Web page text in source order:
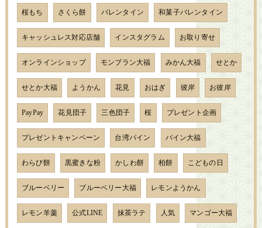
桜もち さくら餅 バレンタイン 和菓子バレンタイン
キャッシュレス対応店舗 インスタグラム お取り寄せ
オンラインショップ モンブラン大福 みかん大福 せとか
せとか大福 ようかん 花見 おはぎ 彼岸 お彼岸
PayPay 花見団子 三色団子 桜 プレゼント企画
プレゼントキャンペーン 台湾パイン パイン大福
わらび餅 黒蜜きな粉 かしわ餅 柏餅 こどもの日
ブルーベリー ブルーベリー大福 レモンようかん
レモン羊羹 公式LINE 抹茶ラテ 人気 マンゴー大福